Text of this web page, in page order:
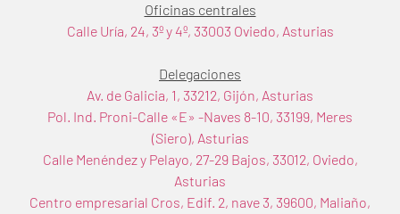
Oficinas centrales
Calle Uría, 24, 3º y 4º, 33003 Oviedo, Asturias
Delegaciones
Av. de Galicia, 1, 33212, Gijón, Asturias
Pol. Ind. Proni-Calle «E» -Naves 8-10, 33199, Meres
(Siero), Asturias
Calle Menéndez y Pelayo, 27-29 Bajos, 33012, Oviedo,
Asturias
Centro empresarial Cros, Edif. 2, nave 3, 39600, Maliaño,